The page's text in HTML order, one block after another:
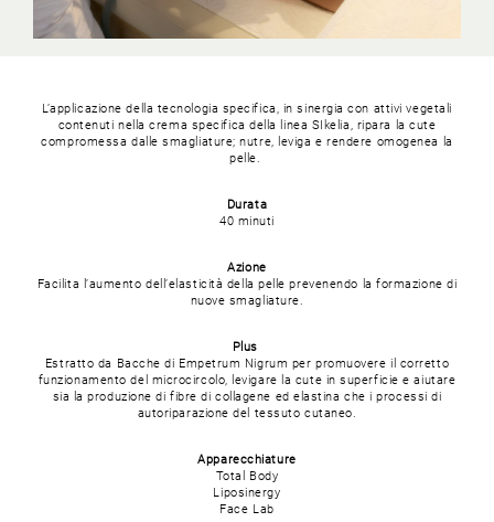
L’applicazione della tecnologia specifica, in sinergia con attivi vegetali
contenuti nella crema specifica della linea SIkelia, ripara la cute
compromessa dalle smagliature; nutre, leviga e rendere omogenea la
pelle.
Durata
40 minuti
Azione
Facilita l’aumento dell’elasticità della pelle prevenendo la formazione di
nuove smagliature.
Plus
Estratto da Bacche di Empetrum Nigrum per promuovere il corretto
funzionamento del microcircolo, levigare la cute in superficie e aiutare
sia la produzione di fibre di collagene ed elastina che i processi di
autoriparazione del tessuto cutaneo.
Apparecchiature
Total Body
Liposinergy
Face Lab